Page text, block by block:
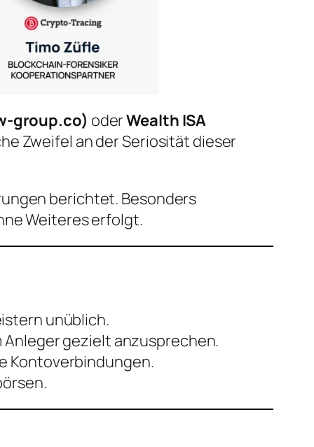
group.co) oderWealth ISA
Zweifel an der Seriosität dieser
berichtet. Besonders
Weiteres erfolgt.
unüblich.
gezielt anzusprechen.
Kontoverbindungen.